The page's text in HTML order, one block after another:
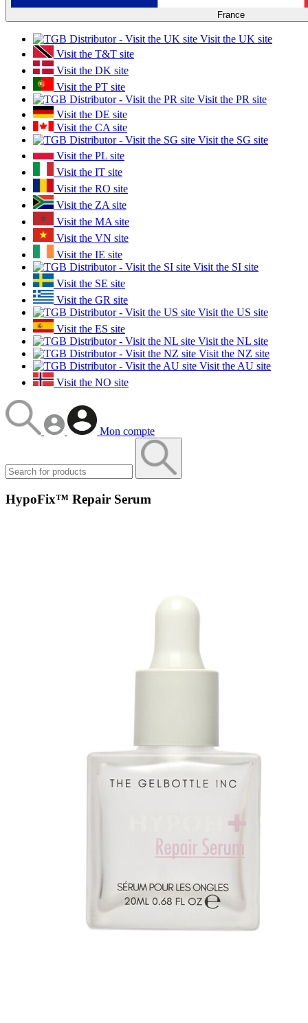
France
Visit the UK site
Visit the T&T site
Visit the DK site
Visit the PT site
Visit the PR site
Visit the DE site
Visit the CA site
Visit the SG site
Visit the PL site
Visit the IT site
Visit the RO site
Visit the ZA site
Visit the MA site
Visit the VN site
Visit the IE site
Visit the SI site
Visit the SE site
Visit the GR site
Visit the US site
Visit the ES site
Visit the NL site
Visit the NZ site
Visit the AU site
Visit the NO site
Mon compte
HypoFix™ Repair Serum